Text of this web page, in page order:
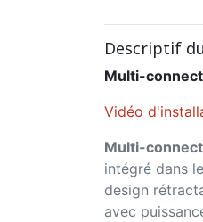
Descriptif
Multi-
Vidéo
Multi-
intégré dans
design
avec